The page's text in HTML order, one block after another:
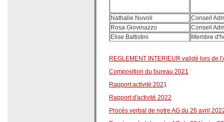
Nathalie Nuvoli
Conseil
Rosa Giovinazzo
Conseil
Elise Battistini
Membre
REGLEMENT INTERIEUR validé lors de
Composition du bureau 2021
Rapport activité 2021
Rapport d'activité 2022
Procès verbal de notre AG du 26 avril